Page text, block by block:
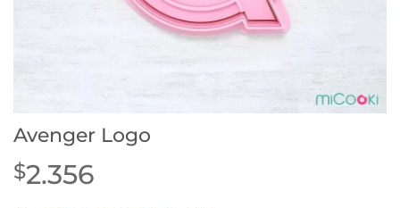
Avenger Logo
$2.356